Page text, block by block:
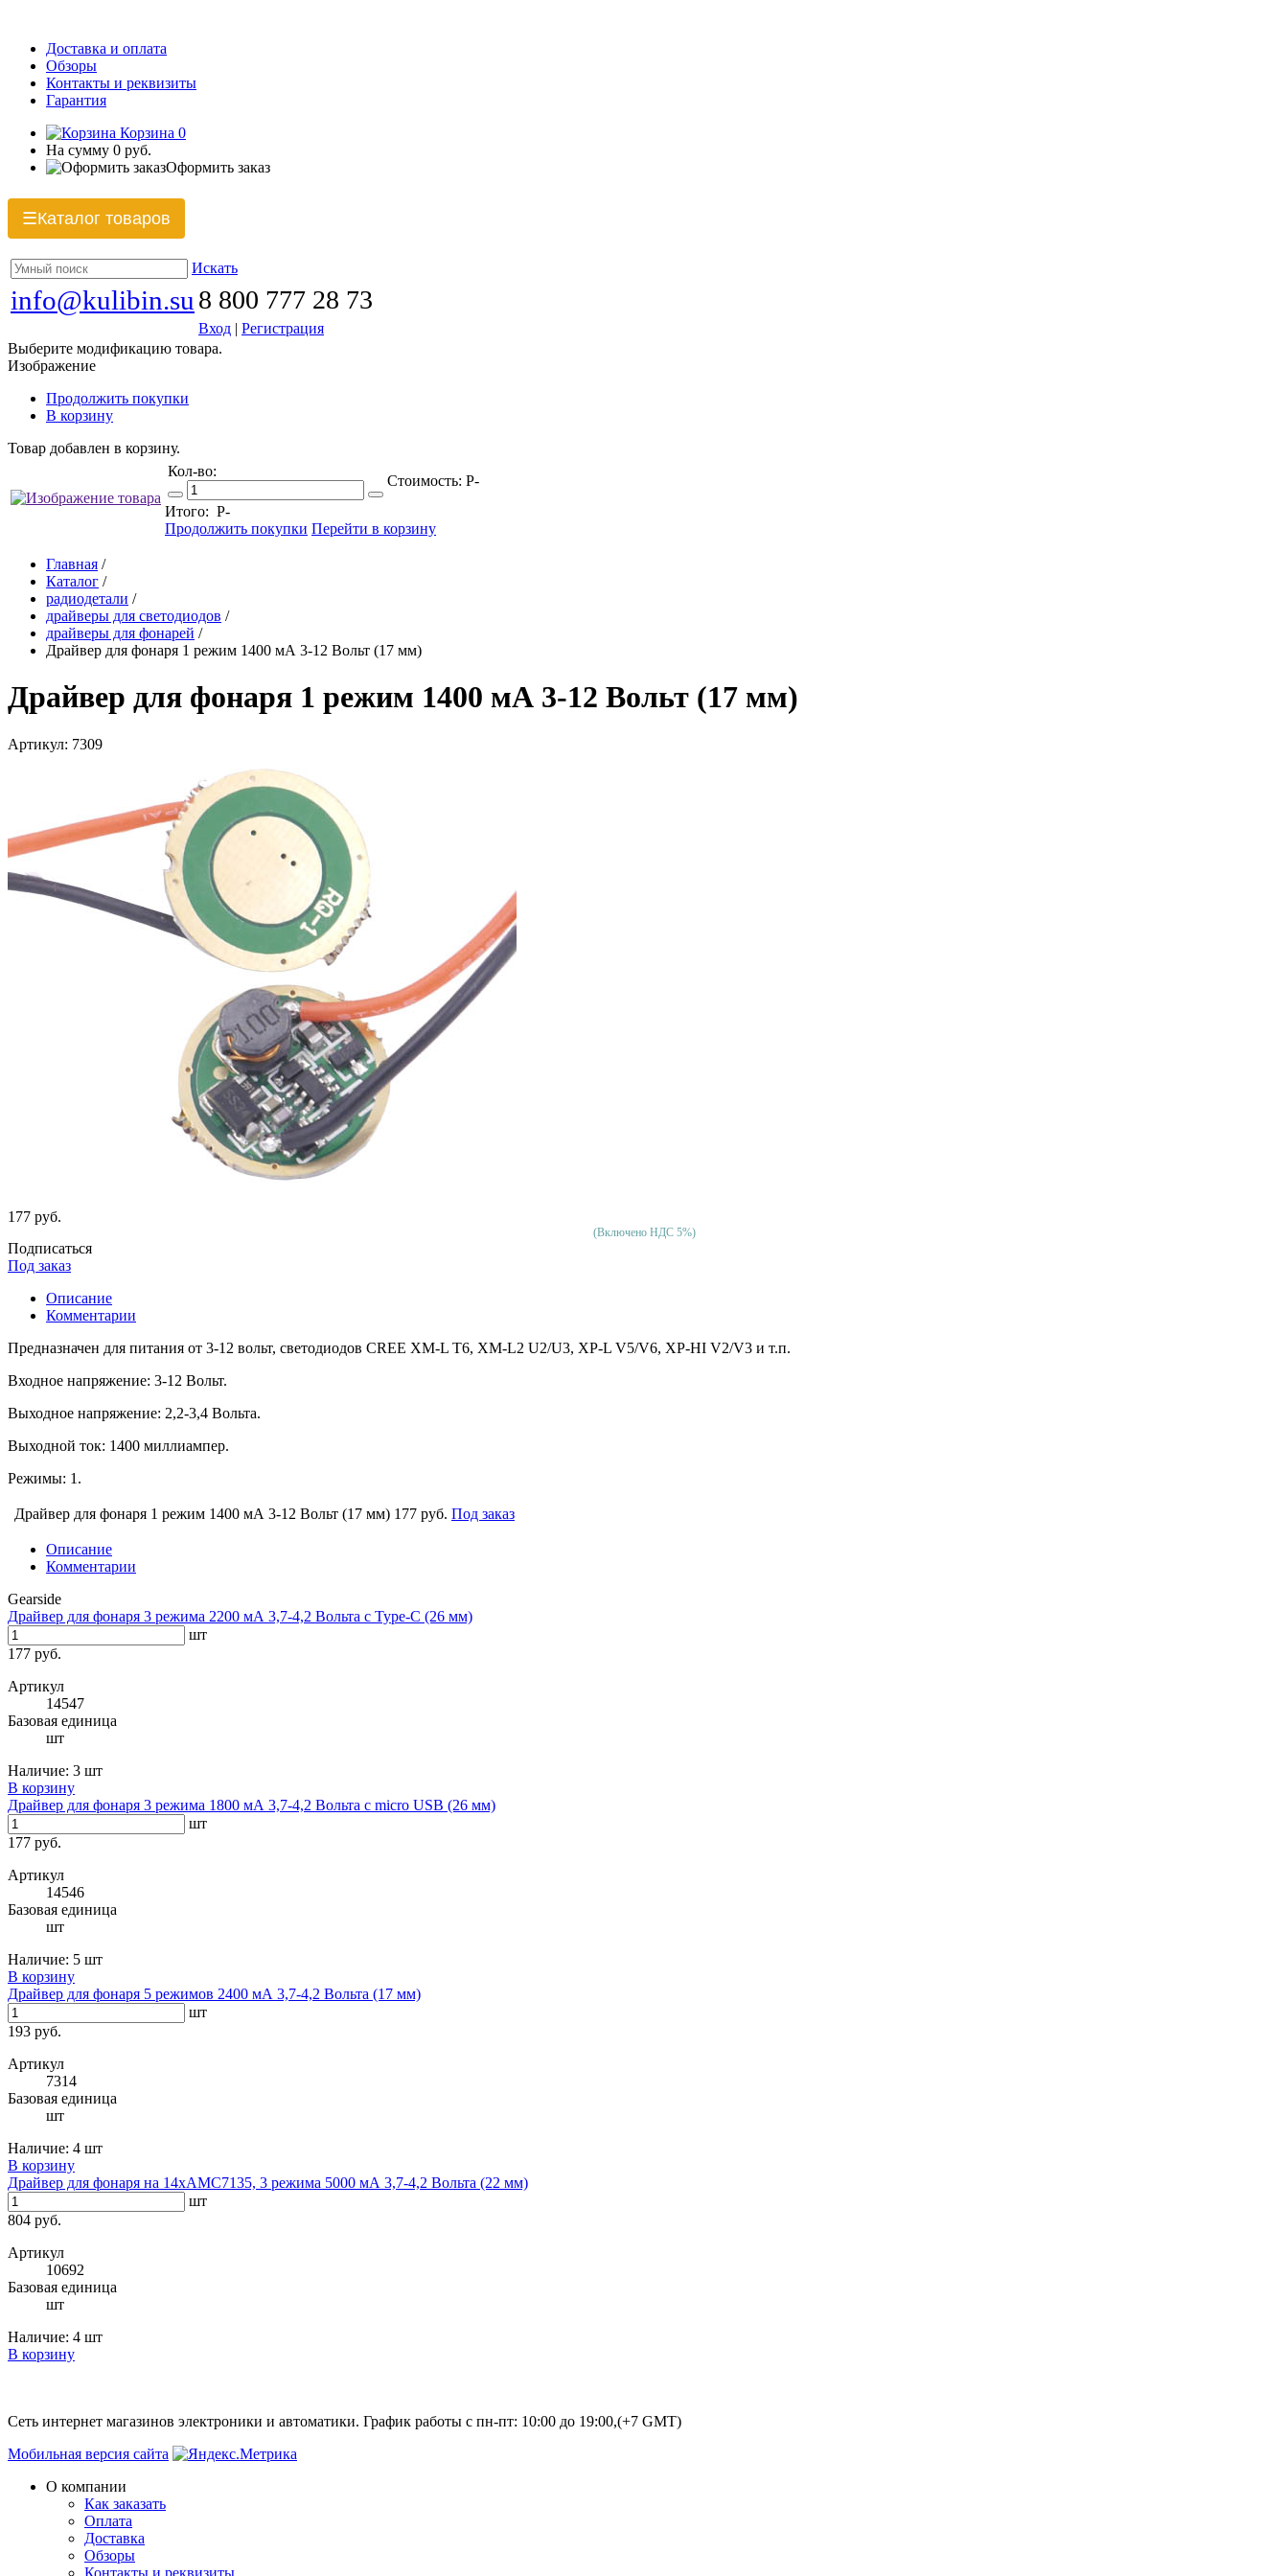
Доставка и оплата
Обзоры
Контакты и реквизиты
Гарантия
Корзина 0
На сумму 0 руб.
Оформить заказ
☰Каталог товаров
Искать
info@kulibin.su 8 800 777 28 73
Вход | Регистрация
Выберите модификацию товара.
Изображение
Продолжить покупки
В корзину
Товар добавлен в корзину.
Кол-во:
Стоимость: Р-
Итого: Р-
Продолжить покупки Перейти в корзину
Главная /
Каталог /
радиодетали /
драйверы для светодиодов /
драйверы для фонарей /
Драйвер для фонаря 1 режим 1400 мА 3-12 Вольт (17 мм)
Драйвер для фонаря 1 режим 1400 мА 3-12 Вольт (17 мм)
Артикул: 7309
177 руб.
(Включено НДС 5%)
Подписаться
Под заказ
Описание
Комментарии
Предназначен для питания от 3-12 вольт, светодиодов CREE XM-L T6, XM-L2 U2/U3, XP-L V5/V6, XP-HI V2/V3 и т.п.
Входное напряжение: 3-12 Вольт.
Выходное напряжение: 2,2-3,4 Вольта.
Выходной ток: 1400 миллиампер.
Режимы: 1.
Драйвер для фонаря 1 режим 1400 мА 3-12 Вольт (17 мм) 177 руб. Под заказ
Описание
Комментарии
Gearside
Драйвер для фонаря 3 режима 2200 мА 3,7-4,2 Вольта с Type-C (26 мм)
шт
177 руб.
Артикул
14547
Базовая единица
шт
Наличие: 3 шт
В корзину
Драйвер для фонаря 3 режима 1800 мА 3,7-4,2 Вольта с micro USB (26 мм)
шт
177 руб.
Артикул
14546
Базовая единица
шт
Наличие: 5 шт
В корзину
Драйвер для фонаря 5 режимов 2400 мА 3,7-4,2 Вольта (17 мм)
шт
193 руб.
Артикул
7314
Базовая единица
шт
Наличие: 4 шт
В корзину
Драйвер для фонаря на 14хАМС7135, 3 режима 5000 мА 3,7-4,2 Вольта (22 мм)
шт
804 руб.
Артикул
10692
Базовая единица
шт
Наличие: 4 шт
В корзину
Сеть интернет магазинов электроники и автоматики. График работы с пн-пт: 10:00 до 19:00,(+7 GMT)
Мобильная версия сайта
О компании
Как заказать
Оплата
Доставка
Обзоры
Контакты и реквизиты